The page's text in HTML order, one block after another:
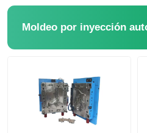
Control de Calidad
noticias
Moldeo por inyección